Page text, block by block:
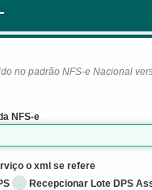
no padrão NFS-e Nacional
NFS-e
o xml se refere
Recepcionar Lote DPS